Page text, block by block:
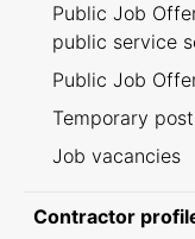
Public Job
public service
Public Job
Temporary
Job vacancies
Contractor